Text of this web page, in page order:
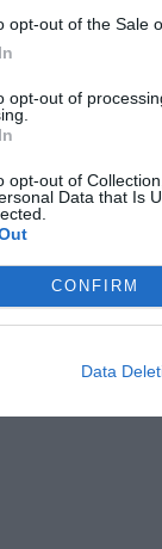
opt-out of the Sale
opt-out of
opt-out of
Data that Is
CONFIRM
Data